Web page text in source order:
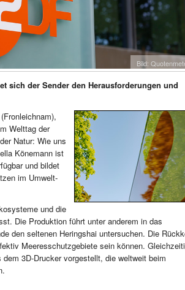
Bild:
sich der Sender den Herausforderungen und
Welttag der
Natur: Wie uns
Könemann ist
und bildet
im Umwelt-
und die
Die Produktion führt unter anderem in das
den seltenen Heringshai untersuchen. Die
Meeresschutzgebiete sein können.
3D-Drucker vorgestellt, die weltweit beim